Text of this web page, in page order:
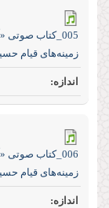
005_کتاب
زمینه‌های قیام
006_کتاب
زمینه‌های قیام